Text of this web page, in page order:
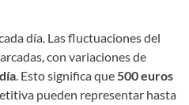
día. Las fluctuaciones del
con variaciones de
. Esto significa que500 euros
pueden representar hasta